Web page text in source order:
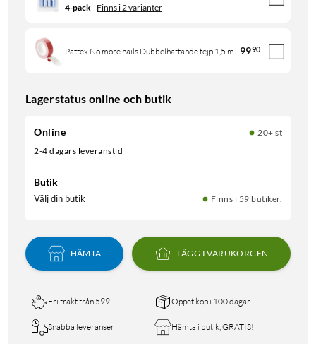
4-pack Finns i 2 varianter
Pattex No more nails Dubbelhäftande tejp 1,5 m 9990
Lagerstatus online och butik
Online
20+ st
2-4 dagars leveranstid
Butik
Välj din butik Finns i 59 butiker.
HÄMTA LÄGG I VARUKORGEN
Fri frakt från 599:- Öppet köp i 100 dagar
Snabba leveranser Hämta i butik, GRATIS!